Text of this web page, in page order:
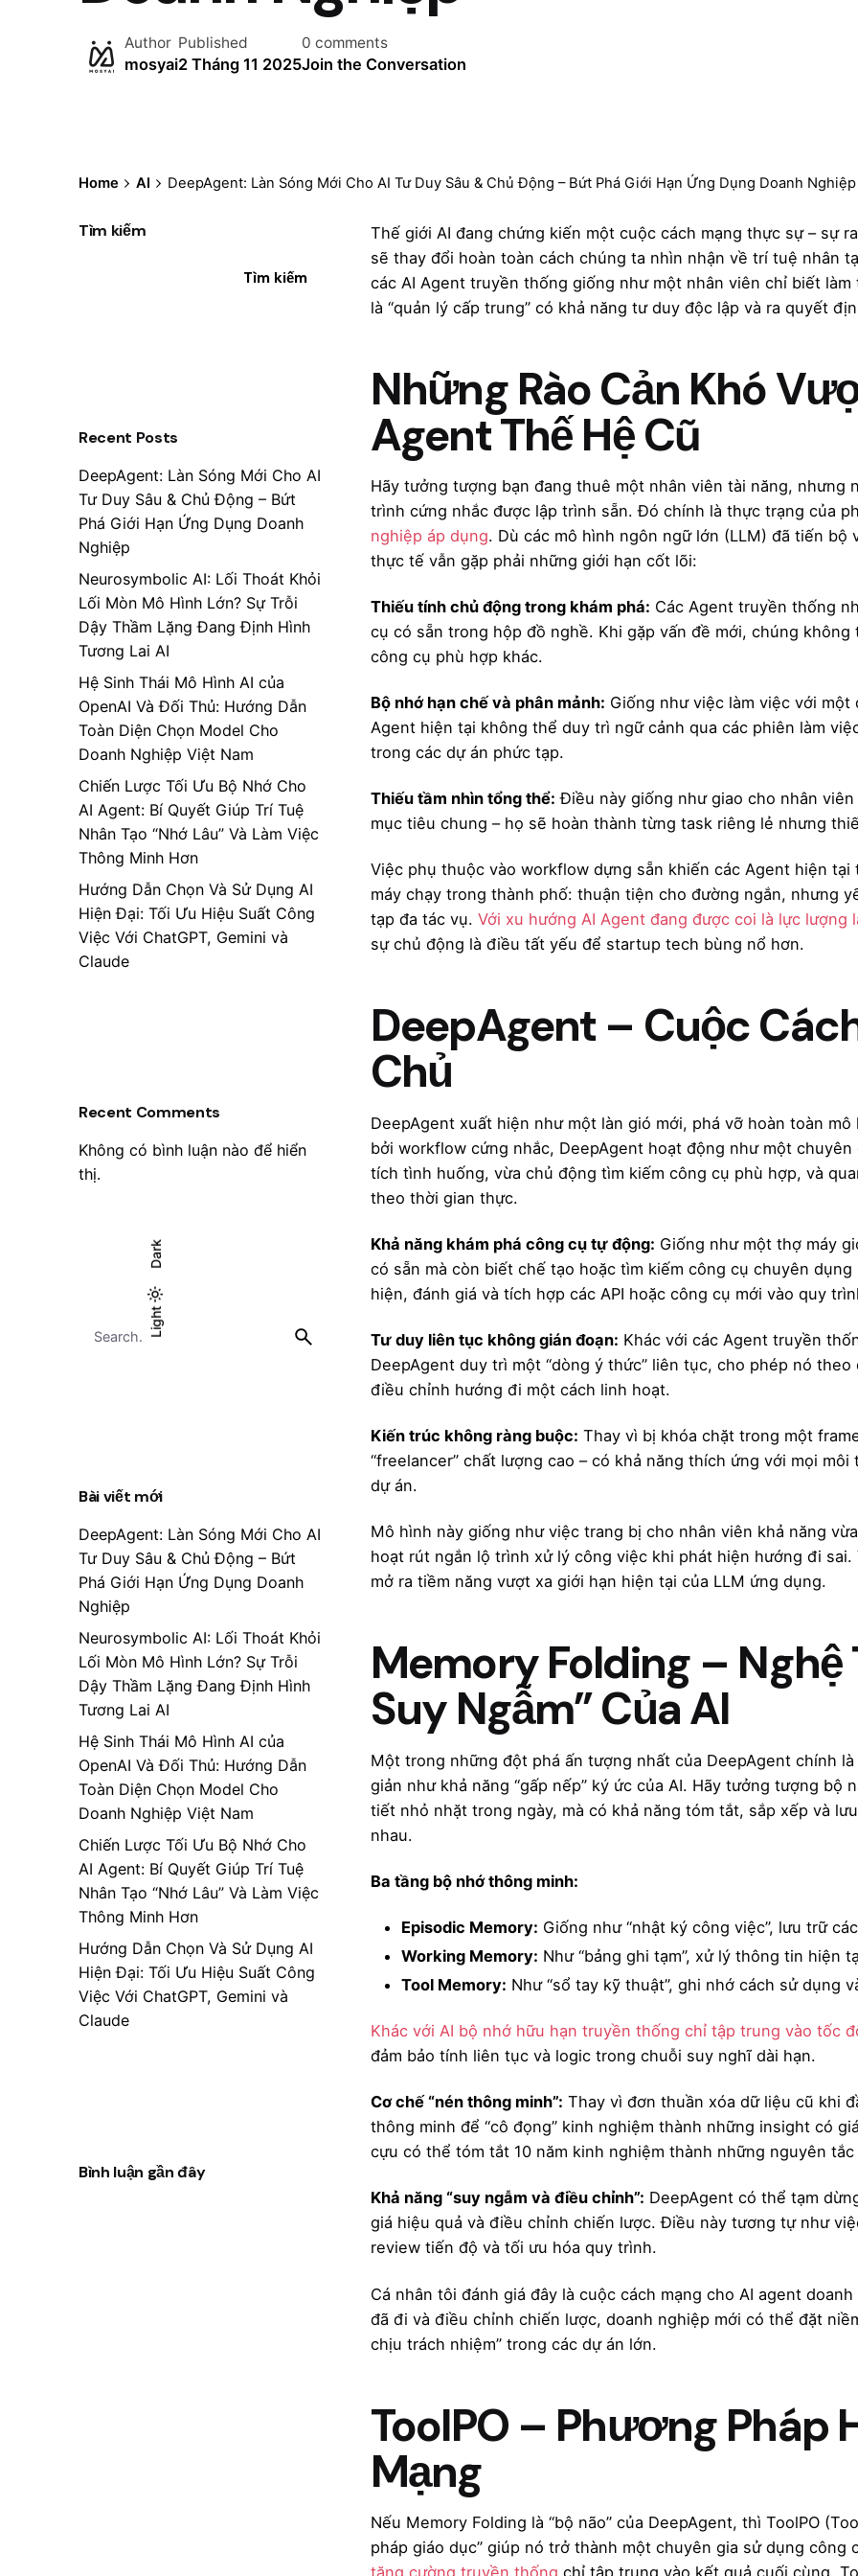
Light
Dark
Light
Dark
Author
mosyai
Published
2 Tháng 11 2025
0 comments
Join the Conversation
Home AI DeepAgent: Làn Sóng Mới Cho AI Tư Duy Sâu & Chủ Động – Bứt Phá Giới Hạn Ứng Dụng Doanh Nghiệp
Tìm kiếm
Tìm kiếm
Recent Posts
DeepAgent: Làn Sóng Mới Cho AI
Tư Duy Sâu & Chủ Động – Bứt
Phá Giới Hạn Ứng Dụng Doanh
Nghiệp
Neurosymbolic AI: Lối Thoát Khỏi
Lối Mòn Mô Hình Lớn? Sự Trỗi
Dậy Thầm Lặng Đang Định Hình
Tương Lai AI
Hệ Sinh Thái Mô Hình AI của
OpenAI Và Đối Thủ: Hướng Dẫn
Toàn Diện Chọn Model Cho
Doanh Nghiệp Việt Nam
Chiến Lược Tối Ưu Bộ Nhớ Cho
AI Agent: Bí Quyết Giúp Trí Tuệ
Nhân Tạo “Nhớ Lâu” Và Làm Việc
Thông Minh Hơn
Hướng Dẫn Chọn Và Sử Dụng AI
Hiện Đại: Tối Ưu Hiệu Suất Công
Việc Với ChatGPT, Gemini và
Claude
Recent Comments
Không có bình luận nào để hiển
thị.
Bài viết mới
DeepAgent: Làn Sóng Mới Cho AI
Tư Duy Sâu & Chủ Động – Bứt
Phá Giới Hạn Ứng Dụng Doanh
Nghiệp
Neurosymbolic AI: Lối Thoát Khỏi
Lối Mòn Mô Hình Lớn? Sự Trỗi
Dậy Thầm Lặng Đang Định Hình
Tương Lai AI
Hệ Sinh Thái Mô Hình AI của
OpenAI Và Đối Thủ: Hướng Dẫn
Toàn Diện Chọn Model Cho
Doanh Nghiệp Việt Nam
Chiến Lược Tối Ưu Bộ Nhớ Cho
AI Agent: Bí Quyết Giúp Trí Tuệ
Nhân Tạo “Nhớ Lâu” Và Làm Việc
Thông Minh Hơn
Hướng Dẫn Chọn Và Sử Dụng AI
Hiện Đại: Tối Ưu Hiệu Suất Công
Việc Với ChatGPT, Gemini và
Claude
Bình luận gần đây
Thế giới AI đang chứng kiến một cuộc cách mạng thực sự – sự
sẽ thay đổi hoàn toàn cách chúng ta nhìn nhận về trí tuệ nhân
các AI Agent truyền thống giống như một nhân viên chỉ biết
là “quản lý cấp trung” có khả năng tư duy độc lập và ra quyết
Những Rào Cản Khó
Agent Thế Hệ Cũ
Hãy tưởng tượng bạn đang thuê một nhân viên tài năng, nhưng
trình cứng nhắc được lập trình sẵn. Đó chính là thực trạng của
nghiệp áp dụng. Dù các mô hình ngôn ngữ lớn (LLM) đã tiến
thực tế vẫn gặp phải những giới hạn cốt lõi:
Thiếu tính chủ động trong khám phá: Các Agent truyền thống
cụ có sẵn trong hộp đồ nghề. Khi gặp vấn đề mới, chúng
công cụ phù hợp khác.
Bộ nhớ hạn chế và phân mảnh: Giống như việc làm việc với
Agent hiện tại không thể duy trì ngữ cảnh qua các phiên làm
trong các dự án phức tạp.
Thiếu tầm nhìn tổng thể: Điều này giống như giao cho nhân
mục tiêu chung – họ sẽ hoàn thành từng task riêng lẻ nhưng
Việc phụ thuộc vào workflow dựng sẵn khiến các Agent hiện
máy chạy trong thành phố: thuận tiện cho đường ngắn, nhưng
tạp đa tác vụ. Với xu hướng AI Agent đang được coi là lực lượng
sự chủ động là điều tất yếu để startup tech bùng nổ hơn.
DeepAgent – Cuộc
Chủ
DeepAgent xuất hiện như một làn gió mới, phá vỡ hoàn toàn
bởi workflow cứng nhắc, DeepAgent hoạt động như một
tích tình huống, vừa chủ động tìm kiếm công cụ phù hợp, và
theo thời gian thực.
Khả năng khám phá công cụ tự động: Giống như một thợ máy
có sẵn mà còn biết chế tạo hoặc tìm kiếm công cụ chuyên
hiện, đánh giá và tích hợp các API hoặc công cụ mới vào quy
Tư duy liên tục không gián đoạn: Khác với các Agent truyền
DeepAgent duy trì một “dòng ý thức” liên tục, cho phép nó
điều chỉnh hướng đi một cách linh hoạt.
Kiến trúc không ràng buộc: Thay vì bị khóa chặt trong một
“freelancer” chất lượng cao – có khả năng thích ứng với mọi
dự án.
Mô hình này giống như việc trang bị cho nhân viên khả năng
hoạt rút ngắn lộ trình xử lý công việc khi phát hiện hướng đi
mở ra tiềm năng vượt xa giới hạn hiện tại của LLM ứng dụng.
Memory Folding – Nghệ
Suy Ngẫm” Của AI
Một trong những đột phá ấn tượng nhất của DeepAgent chính
giản như khả năng “gấp nếp” ký ức của AI. Hãy tưởng tượng
tiết nhỏ nhặt trong ngày, mà có khả năng tóm tắt, sắp xếp và
nhau.
Ba tầng bộ nhớ thông minh:
Episodic Memory: Giống như “nhật ký công việc”, lưu trữ
Working Memory: Như “bảng ghi tạm”, xử lý thông tin hiện
Tool Memory: Như “sổ tay kỹ thuật”, ghi nhớ cách sử dụng
Khác với AI bộ nhớ hữu hạn truyền thống chỉ tập trung vào tốc
đảm bảo tính liên tục và logic trong chuỗi suy nghĩ dài hạn.
Cơ chế “nén thông minh”: Thay vì đơn thuần xóa dữ liệu cũ khi
thông minh để “cô đọng” kinh nghiệm thành những insight có
cựu có thể tóm tắt 10 năm kinh nghiệm thành những nguyên tắc
Khả năng “suy ngẫm và điều chỉnh”: DeepAgent có thể tạm
giá hiệu quả và điều chỉnh chiến lược. Điều này tương tự như
review tiến độ và tối ưu hóa quy trình.
Cá nhân tôi đánh giá đây là cuộc cách mạng cho AI agent
đã đi và điều chỉnh chiến lược, doanh nghiệp mới có thể đặt
chịu trách nhiệm” trong các dự án lớn.
ToolPO – Phương Pháp
Mạng
Nếu Memory Folding là “bộ não” của DeepAgent, thì ToolPO
pháp giáo dục” giúp nó trở thành một chuyên gia sử dụng công
tăng cường truyền thống chỉ tập trung vào kết quả cuối cùng,